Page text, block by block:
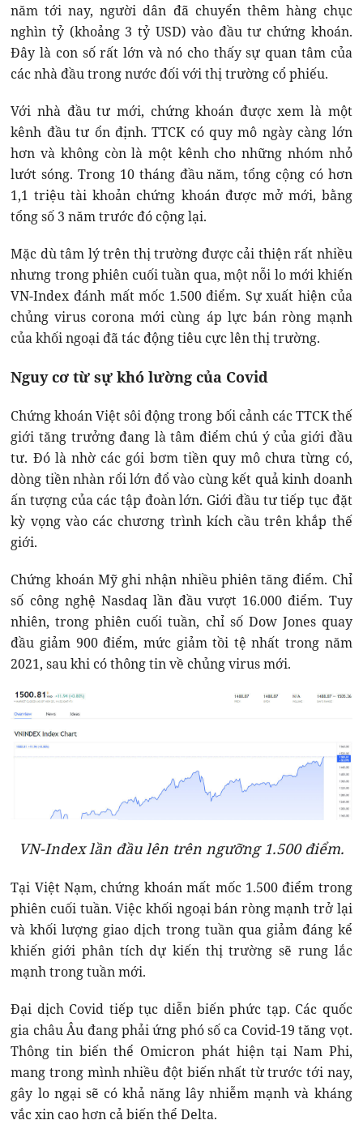
năm tới nay, người dân đã chuyển thêm hàng chục
nghìn tỷ (khoảng 3 tỷ USD) vào đầu tư chứng khoán.
Đây là con số rất lớn và nó cho thấy sự quan tâm của
các nhà đầu trong nước đối với thị trường cổ phiếu.
Với nhà đầu tư mới, chứng khoán được xem là một
kênh đầu tư ổn định. TTCK có quy mô ngày càng lớn
hơn và không còn là một kênh cho những nhóm nhỏ
lướt sóng. Trong 10 tháng đầu năm, tổng cộng có hơn
1,1 triệu tài khoản chứng khoán được mở mới, bằng
tổng số 3 năm trước đó cộng lại.
Mặc dù tâm lý trên thị trường được cải thiện rất nhiều
nhưng trong phiên cuối tuần qua, một nỗi lo mới khiến
VN-Index đánh mất mốc 1.500 điểm. Sự xuất hiện của
chủng virus corona mới cùng áp lực bán ròng mạnh
của khối ngoại đã tác động tiêu cực lên thị trường.
Nguy cơ từ sự khó lường của Covid
Chứng khoán Việt sôi động trong bối cảnh các TTCK thế
giới tăng trưởng đang là tâm điểm chú ý của giới đầu
tư. Đó là nhờ các gói bơm tiền quy mô chưa từng có,
dòng tiền nhàn rổi lớn đổ vào cùng kết quả kinh doanh
ấn tượng của các tập đoàn lớn. Giới đầu tư tiếp tục đặt
kỳ vọng vào các chương trình kích cầu trên khắp thế
giới.
Chứng khoán Mỹ ghi nhận nhiều phiên tăng điểm. Chỉ
số công nghệ Nasdaq lần đầu vượt 16.000 điểm. Tuy
nhiên, trong phiên cuối tuần, chỉ số Dow Jones quay
đầu giảm 900 điểm, mức giảm tồi tệ nhất trong năm
2021, sau khi có thông tin về chủng virus mới.
VN-Index lần đầu lên trên ngưỡng 1.500 điểm.
Tại Việt Nạm, chứng khoán mất mốc 1.500 điểm trong
phiên cuối tuần. Việc khối ngoại bán ròng mạnh trở lại
và khối lượng giao dịch trong tuần qua giảm đáng kể
khiến giới phân tích dự kiến thị trường sẽ rung lắc
mạnh trong tuần mới.
Đại dịch Covid tiếp tục diễn biến phức tạp. Các quốc
gia châu Âu đang phải ứng phó số ca Covid-19 tăng vọt.
Thông tin biến thể Omicron phát hiện tại Nam Phi,
mang trong mình nhiều đột biến nhất từ trước tới nay,
gây lo ngại sẽ có khả năng lây nhiễm mạnh và kháng
vắc xin cao hơn cả biến thể Delta.